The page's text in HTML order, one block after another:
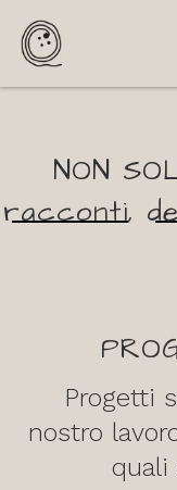
NON
racconti,
Progetti
nostro
quali